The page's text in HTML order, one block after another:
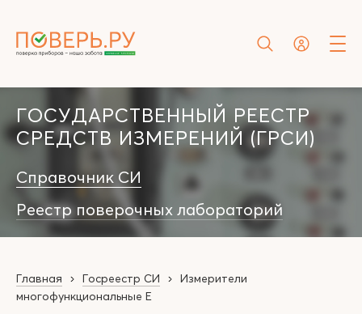
ГОСУДАРСТВЕННЫЙ РЕЕСТР
СРЕДСТВ ИЗМЕРЕНИЙ (ГРСИ)
Справочник СИ
Реестр поверочных лабораторий
Главная Госреестр СИ
Измерители
многофункциональные Е